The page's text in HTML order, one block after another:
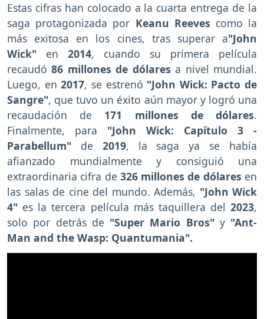
Estas cifras han colocado a la cuarta entrega de la
saga protagonizada por Keanu Reeves como la
más exitosa en los cines, tras superar a"John
Wick" en 2014, cuando su primera película
recaudó 86 millones de dólaresa nivel mundial.
Luego, en2017, se estrenó "John Wick: Pacto de
Sangre", que tuvo un éxito aún mayor y logró una
recaudación de 171 millones de dólares.
Finalmente, para "John Wick: Capítulo 3 -
Parabellum" de 2019, la saga ya se había
afianzado mundialmente y consiguió una
extraordinaria cifra de 326 millones de dólares en
las salas de cine del mundo. Además, "John Wick
4" es la tercera película más taquillera del 2023,
solo por detrás de "Super Mario Bros" y "Ant-
Man and the Wasp: Quantumania".